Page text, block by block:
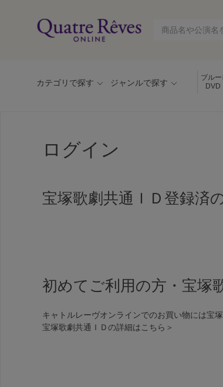
カテゴリで探す ジャンルで探す
ブルー
DVD
ログイン
宝塚歌劇共通ＩＤ登録済
初めてご利用の方・宝塚
キャトルレーヴオンラインでのお買い物には宝
宝塚歌劇共通ＩＤの詳細は こちら＞